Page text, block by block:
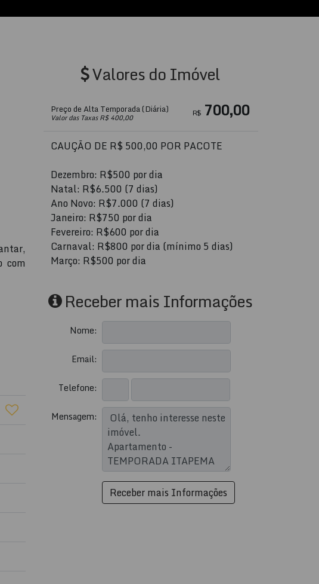
com
Valores do Imóvel
R$ 700,00
Preço de Alta Temporada (Diária)
Valor das Taxas R$ 400,00
CAUÇÃO DE R$ 500,00 POR PACOTE
Dezembro: R$500 por dia
Natal: R$6.500 (7 dias)
Ano Novo: R$7.000 (7 dias)
Janeiro: R$750 por dia
Fevereiro: R$600 por dia
Carnaval: R$800 por dia (mínimo 5 dias)
Março: R$500 por dia
Receber mais Informações
Nome:
Email:
Telefone:
Mensagem: